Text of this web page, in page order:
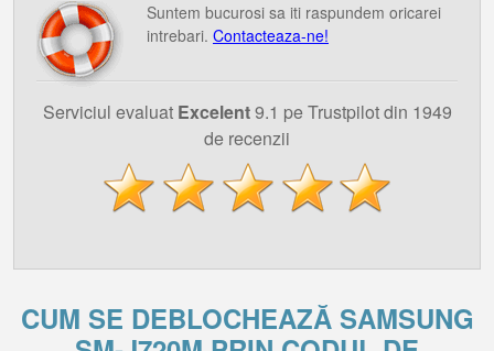
Suntem bucurosi sa iti raspundem oricarei
intrebari. Contacteaza-ne!
Serviciul evaluat Excelent9.1 pe Trustpilot din 1949
de recenzii
CUM SE DEBLOCHEAZĂ SAMSUNG